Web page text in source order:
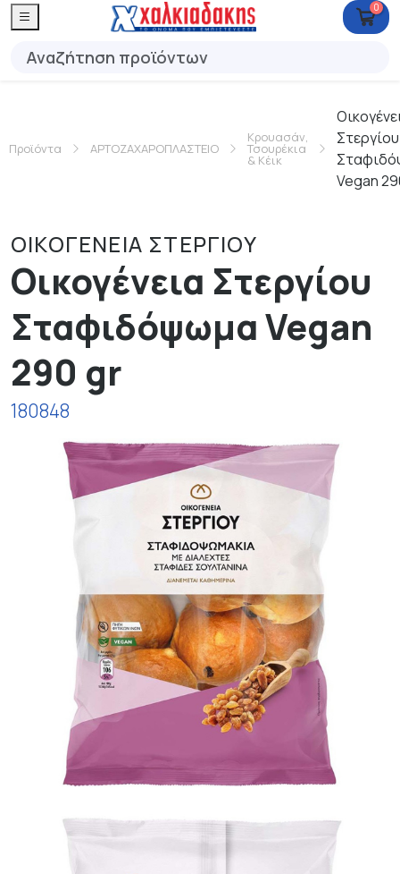
0
Προϊόντα ΑΡΤΟΖΑΧΑΡΟΠΛΑΣΤΕΙΟ
Κρουασάν,
Τσουρέκια
& Κέικ
Στεργίου
Vegan
ΟΙΚΟΓΕΝΕΙΑ ΣΤΕΡΓΙΟΥ
Οικογένεια Στεργίου
Σταφιδόψωμα Vegan
290 gr
180848